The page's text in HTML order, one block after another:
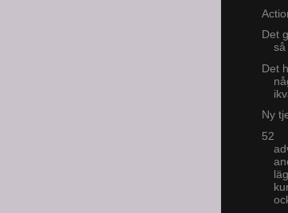
Det
så
Det
Ny
52